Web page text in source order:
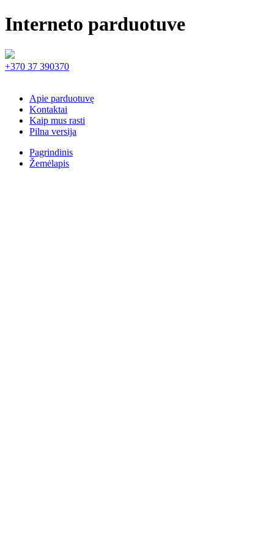
Interneto parduotuve
+370 37 390370
Apie parduotuvę
Kontaktai
Kaip mus rasti
Pilna versija
Pagrindinis
Žemėlapis